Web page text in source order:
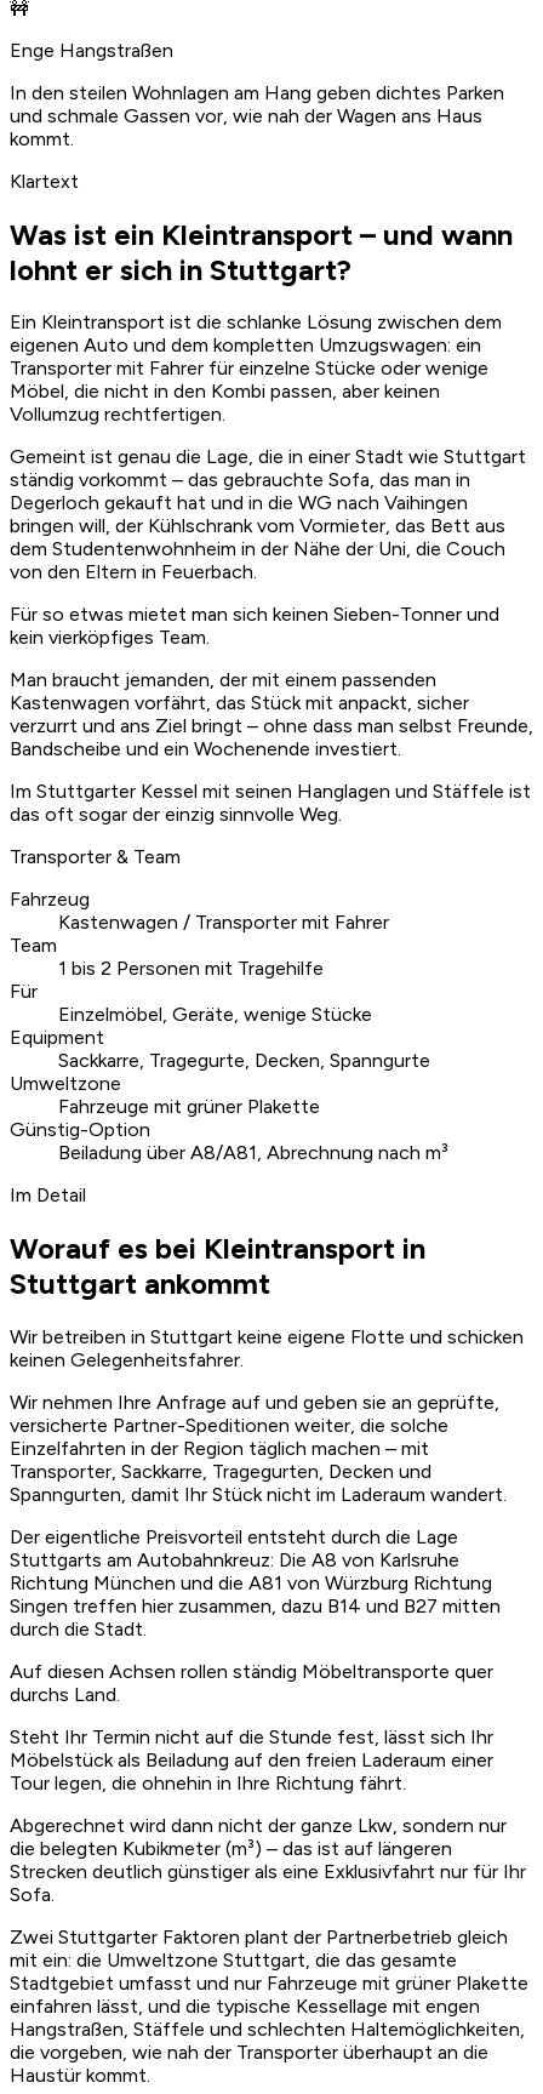
🚧
Enge Hangstraßen
In den steilen Wohnlagen am Hang geben dichtes Parken
und schmale Gassen vor, wie nah der Wagen ans Haus
kommt.
Klartext
Was ist ein Kleintransport – und wann
lohnt er sich in Stuttgart?
Ein Kleintransport ist die schlanke Lösung zwischen dem
eigenen Auto und dem kompletten Umzugswagen: ein
Transporter mit Fahrer für einzelne Stücke oder wenige
Möbel, die nicht in den Kombi passen, aber keinen
Vollumzug rechtfertigen.
Gemeint ist genau die Lage, die in einer Stadt wie Stuttgart
ständig vorkommt – das gebrauchte Sofa, das man in
Degerloch gekauft hat und in die WG nach Vaihingen
bringen will, der Kühlschrank vom Vormieter, das Bett aus
dem Studentenwohnheim in der Nähe der Uni, die Couch
von den Eltern in Feuerbach.
Für so etwas mietet man sich keinen Sieben-Tonner und
kein vierköpfiges Team.
Man braucht jemanden, der mit einem passenden
Kastenwagen vorfährt, das Stück mit anpackt, sicher
verzurrt und ans Ziel bringt – ohne dass man selbst Freunde,
Bandscheibe und ein Wochenende investiert.
Im Stuttgarter Kessel mit seinen Hanglagen und Stäffele ist
das oft sogar der einzig sinnvolle Weg.
Transporter & Team
Fahrzeug
Kastenwagen / Transporter mit Fahrer
Team
1 bis 2 Personen mit Tragehilfe
Für
Einzelmöbel, Geräte, wenige Stücke
Equipment
Sackkarre, Tragegurte, Decken, Spanngurte
Umweltzone
Fahrzeuge mit grüner Plakette
Günstig-Option
Beiladung über A8/A81, Abrechnung nach m³
Im Detail
Worauf es bei Kleintransport in
Stuttgart ankommt
Wir betreiben in Stuttgart keine eigene Flotte und schicken
keinen Gelegenheitsfahrer.
Wir nehmen Ihre Anfrage auf und geben sie an geprüfte,
versicherte Partner-Speditionen weiter, die solche
Einzelfahrten in der Region täglich machen – mit
Transporter, Sackkarre, Tragegurten, Decken und
Spanngurten, damit Ihr Stück nicht im Laderaum wandert.
Der eigentliche Preisvorteil entsteht durch die Lage
Stuttgarts am Autobahnkreuz: Die A8 von Karlsruhe
Richtung München und die A81 von Würzburg Richtung
Singen treffen hier zusammen, dazu B14 und B27 mitten
durch die Stadt.
Auf diesen Achsen rollen ständig Möbeltransporte quer
durchs Land.
Steht Ihr Termin nicht auf die Stunde fest, lässt sich Ihr
Möbelstück als Beiladung auf den freien Laderaum einer
Tour legen, die ohnehin in Ihre Richtung fährt.
Abgerechnet wird dann nicht der ganze Lkw, sondern nur
die belegten Kubikmeter (m³) – das ist auf längeren
Strecken deutlich günstiger als eine Exklusivfahrt nur für Ihr
Sofa.
Zwei Stuttgarter Faktoren plant der Partnerbetrieb gleich
mit ein: die Umweltzone Stuttgart, die das gesamte
Stadtgebiet umfasst und nur Fahrzeuge mit grüner Plakette
einfahren lässt, und die typische Kessellage mit engen
Hangstraßen, Stäffele und schlechten Haltemöglichkeiten,
die vorgeben, wie nah der Transporter überhaupt an die
Haustür kommt.